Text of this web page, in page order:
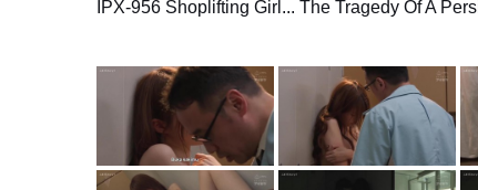
IPX-956 Shoplifting Girl... The Tragedy Of A